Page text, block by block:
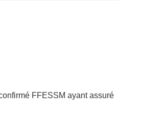
FFESSM ayant assuré